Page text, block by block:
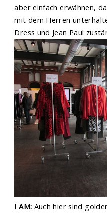
aber einfach erwähnen,
mit dem Herren
Dress und Jean Paul
I AM: Auch hier sind